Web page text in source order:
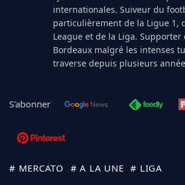
internationales. Suiveur du
particulièrement de la Ligue 1,
League et de la Liga.
Bordeaux malgré les intenses
traverse depuis plusieurs
S'abonner
# MERCATO # A LA UNE # LIGA